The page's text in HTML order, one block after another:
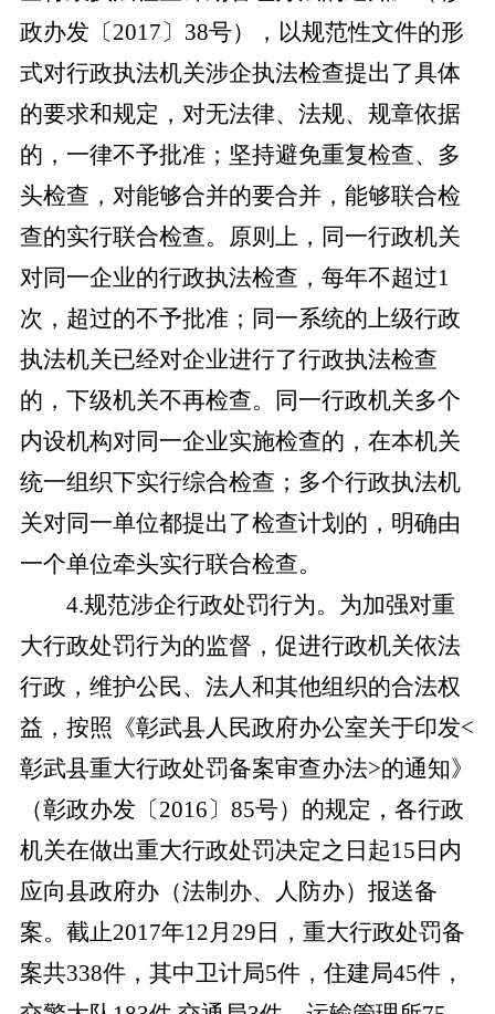
政办发〔2017〕38号），以规范性文件的形
式对行政执法机关涉企执法检查提出了具体
的要求和规定，对无法律、法规、规章依据
的，一律不予批准；坚持避免重复检查、多
头检查，对能够合并的要合并，能够联合检
查的实行联合检查。原则上，同一行政机关
对同一企业的行政执法检查，每年不超过1
次，超过的不予批准；同一系统的上级行政
执法机关已经对企业进行了行政执法检查
的，下级机关不再检查。同一行政机关多个
内设机构对同一企业实施检查的，在本机关
统一组织下实行综合检查；多个行政执法机
关对同一单位都提出了检查计划的，明确由
一个单位牵头实行联合检查。
4.规范涉企行政处罚行为。为加强对重
大行政处罚行为的监督，促进行政机关依法
行政，维护公民、法人和其他组织的合法权
益，按照《彰武县人民政府办公室关于印发<
彰武县重大行政处罚备案审查办法>的通知》
（彰政办发〔2016〕85号）的规定，各行政
机关在做出重大行政处罚决定之日起15日内
应向县政府办（法制办、人防办） 报送备
案。截止2017年12月29日，重大行政处罚备
案共338件，其中卫计局5件，住建局45件，